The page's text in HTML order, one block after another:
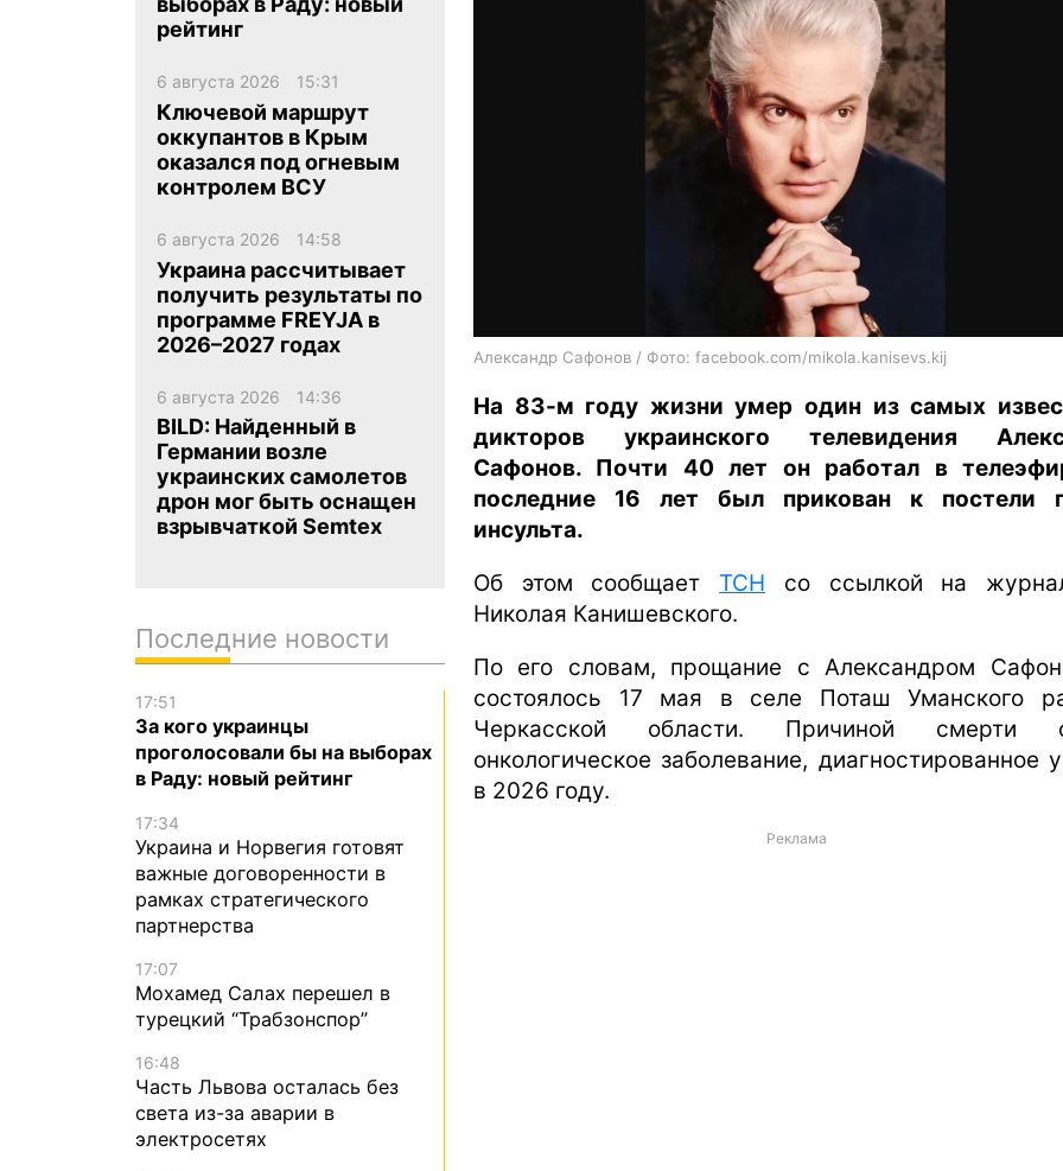
харьков
архив
gambling
en
Александр Сафонов / Фото: facebook.com/mikola.kanisevs.kij
На 83-м году жизни умер один из самых
дикторов украинского телевидения
Сафонов. Почти 40 лет он работал в
последние 16 лет был прикован к постели
инсульта.
Об этом сообщает ТСН со ссылкой на
Николая Канишевского.
По его словам, прощание с Александром
состоялось 17 мая в селе Поташ Уманского
Черкасской области. Причиной смерти
онкологическое заболевание, диагностированное
в 2026 году.
Реклама
рейтинг
6 августа 2026 15:31
Ключевой маршрут
оккупантов в Крым
оказался под огневым
контролем ВСУ
6 августа 2026 14:58
Украина рассчитывает
получить результаты по
программе FREYJA в
2026–2027 годах
6 августа 2026 14:36
BILD: Найденный в
Германии возле
украинских самолетов
дрон мог быть оснащен
взрывчаткой Semtex
Последние новости
17:51
За кого украинцы
проголосовали бы на выборах
в Раду: новый рейтинг
17:34
Украина и Норвегия готовят
важные договоренности в
рамках стратегического
партнерства
17:07
Мохамед Салах перешел в
турецкий “Трабзонспор”
16:48
Часть Львова осталась без
света из-за аварии в
электросетях